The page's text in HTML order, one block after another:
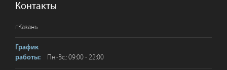
Контакты
г.Казань
График
работы:
Пн.-Вс.: 09:00 - 22:00